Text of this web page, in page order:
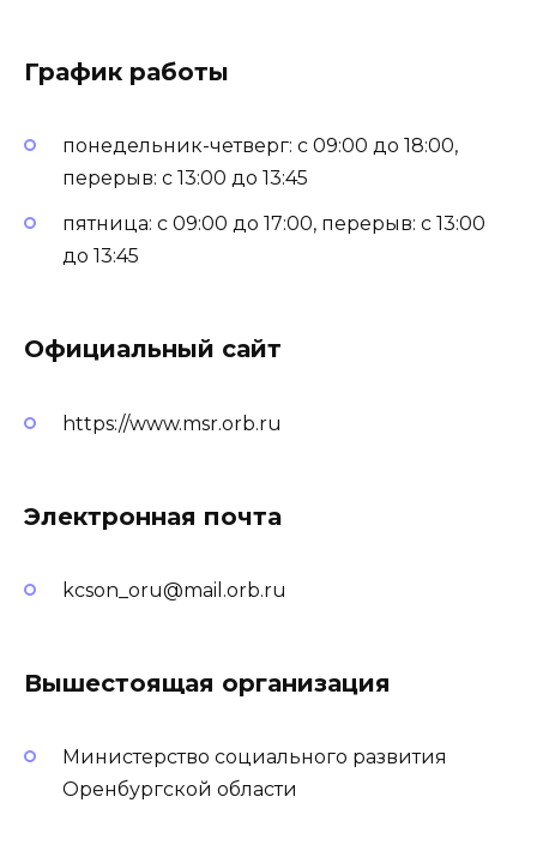
График работы
понедельник-четверг: с 09:00 до 18:00,
перерыв: с 13:00 до 13:45
пятница: с 09:00 до 17:00, перерыв: с 13:00
до 13:45
Официальный сайт
https://www.msr.orb.ru
Электронная почта
kcson_oru@mail.orb.ru
Вышестоящая организация
Министерство социального развития
Оренбургской области